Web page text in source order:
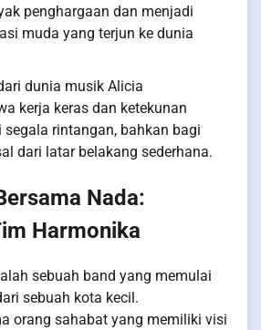
penghargaan dan menjadi
muda yang terjun ke dunia
dunia musik Alicia
kerja keras dan ketekunan
rintangan, bahkan bagi
dari latar belakang sederhana.
Nada:
Harmonika
sebuah band yang memulai
sebuah kota kecil.
orang sahabat yang memiliki visi